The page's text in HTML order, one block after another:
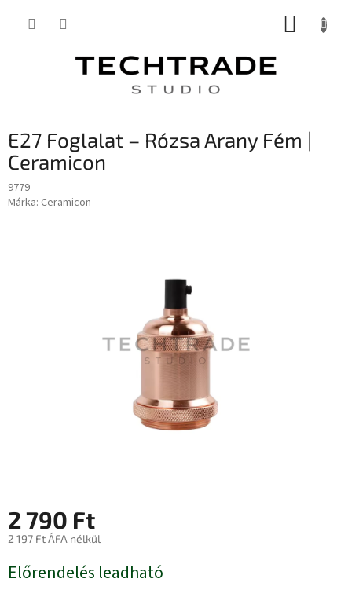
KOSÁR
E27 Foglalat – Rózsa Arany Fém |
Ceramicon
9779
Márka: Ceramicon
2 790 Ft
2 197 Ft ÁFA nélkül
Előrendelés leadható